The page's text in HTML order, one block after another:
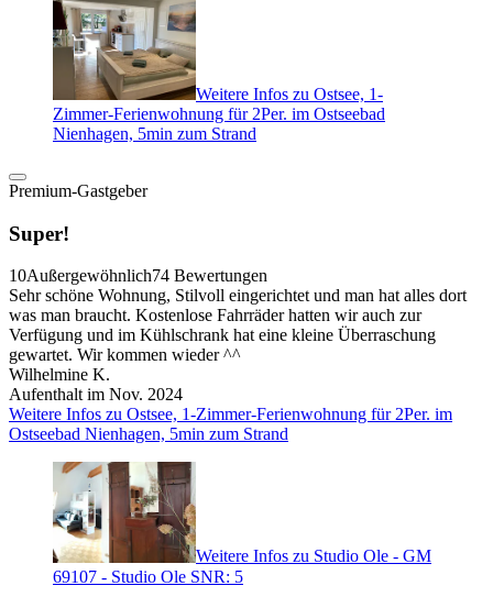
Weitere Infos zu Ostsee, 1-
Zimmer-Ferienwohnung für 2Per. im Ostseebad
Nienhagen, 5min zum Strand
Premium-Gastgeber
Super!
10Außergewöhnlich74 Bewertungen
Sehr schöne Wohnung, Stilvoll eingerichtet und man hat alles dort
was man braucht. Kostenlose Fahrräder hatten wir auch zur
Verfügung und im Kühlschrank hat eine kleine Überraschung
gewartet. Wir kommen wieder ^^
Wilhelmine K.
Aufenthalt im Nov. 2024
Weitere Infos zu Ostsee, 1-Zimmer-Ferienwohnung für 2Per. im
Ostseebad Nienhagen, 5min zum Strand
Weitere Infos zu Studio Ole - GM
69107 - Studio Ole SNR: 5